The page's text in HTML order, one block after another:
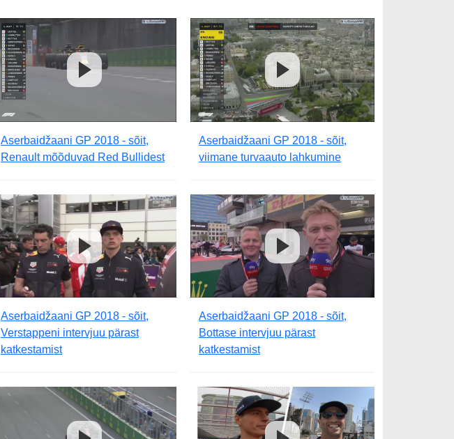
Aserbaidžaani GP 2018 - sõit,
Renault mõõduvad Red Bullidest
Aserbaidžaani GP 2018 - sõit,
viimane turvaauto lahkumine
Aserbaidžaani GP 2018 - sõit,
Verstappeni intervjuu pärast
katkestamist
Aserbaidžaani GP 2018 - sõit,
Bottase intervjuu pärast
katkestamist